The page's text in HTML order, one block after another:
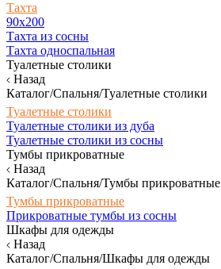
Тахта
90х200
Тахта из сосны
Тахта односпальная
Туалетные столики
Назад
Каталог/Спальня/Туалетные столики
Туалетные столики
Туалетные столики из дуба
Туалетные столики из сосны
Тумбы прикроватные
Назад
Каталог/Спальня/Тумбы прикроватные
Тумбы прикроватные
Прикроватные тумбы из сосны
Шкафы для одежды
Назад
Каталог/Спальня/Шкафы для одежды